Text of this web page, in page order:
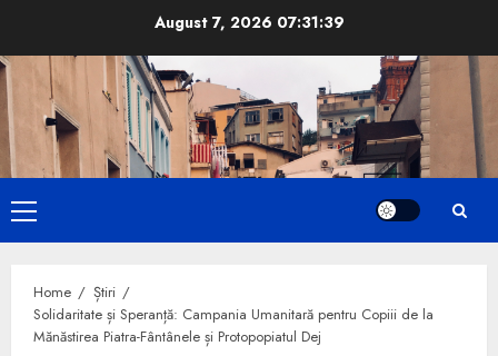
content
August 7, 2026 07:31:41
Primary
Menu
Home
Știri
Solidaritate și Speranță: Campania Umanitară pentru Copiii de la
Mănăstirea Piatra-Fântânele și Protopopiatul Dej